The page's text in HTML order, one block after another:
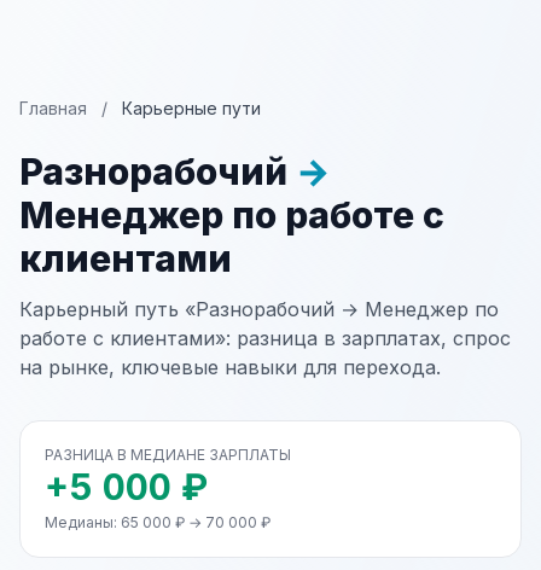
Главная / Карьерные пути
Разнорабочий →
Менеджер по работе с
клиентами
Карьерный путь «Разнорабочий → Менеджер по
работе с клиентами»: разница в зарплатах, спрос
на рынке, ключевые навыки для перехода.
РАЗНИЦА В МЕДИАНЕ ЗАРПЛАТЫ
+5 000 ₽
Медианы: 65 000 ₽ → 70 000 ₽